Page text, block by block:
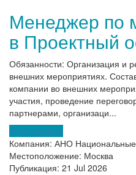
Менеджер по
в Проектный
Обязанности: Организация и
внешних мероприятиях.
компании во внешних
участия, проведение
партнерами, организаци...
Откликнуться
Компания: АНО Национальные
Местоположение: Москва
Публикация: 21 Jul 2026